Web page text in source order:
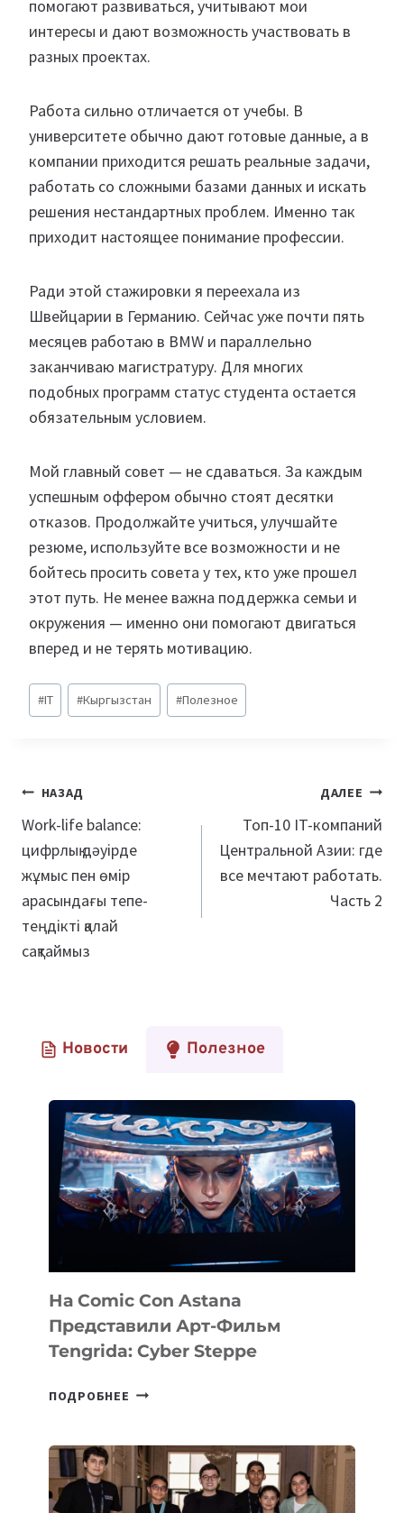
помогают развиваться, учитывают мои
интересы и дают возможность участвовать в
разных проектах.
Работа сильно отличается от учебы. В
университете обычно дают готовые данные, а в
компании приходится решать реальные задачи,
работать со сложными базами данных и искать
решения нестандартных проблем. Именно так
приходит настоящее понимание профессии.
Ради этой стажировки я переехала из
Швейцарии в Германию. Сейчас уже почти пять
месяцев работаю в BMW и параллельно
заканчиваю магистратуру. Для многих
подобных программ статус студента остается
обязательным условием.
Мой главный совет — не сдаваться. За каждым
успешным оффером обычно стоят десятки
отказов. Продолжайте учиться, улучшайте
резюме, используйте все возможности и не
бойтесь просить совета у тех, кто уже прошел
этот путь. Не менее важна поддержка семьи и
окружения — именно они помогают двигаться
вперед и не терять мотивацию.
Метки
записи:
#IT #Кыргызстан #Полезное
Навигация
по
записям
НАЗАД
Work-life balance:
цифрлық дәуірде
жұмыс пен өмір
арасындағы тепе-
теңдікті қалай
сақтаймыз
ДАЛЕЕ
Топ-10 IT-компаний
Центральной Азии: где
все мечтают работать.
Часть 2
Новости Полезное
На Comic Con Astana
Представили Арт-Фильм
Tengrida: Cyber Steppe
ПОДРОБНЕЕ НА
ASTANA
ПРЕДСТАВИЛИ
АРТ-